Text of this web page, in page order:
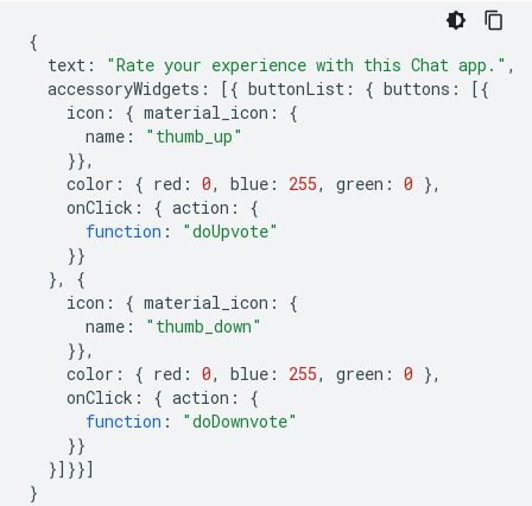
{
text : "Rate your experience with this Chat app." ,
accessoryWidgets : [{ buttonList : { buttons :
[{
icon : { material_icon :
{
name :
"thumb_up"
}},
color : { red : 0, blue : 255, green : 0 },
onClick : { action :
{
function :
"doUpvote"
}}
},
{
icon : { material_icon :
{
name :
"thumb_down"
}},
color : { red : 0, blue : 255, green : 0 },
onClick : { action :
{
function :
"doDownvote"
}}
}]}}]
}